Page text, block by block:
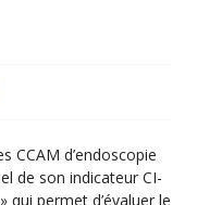
CCAM d’endoscopie
de son indicateur CI-
qui permet d’évaluer le